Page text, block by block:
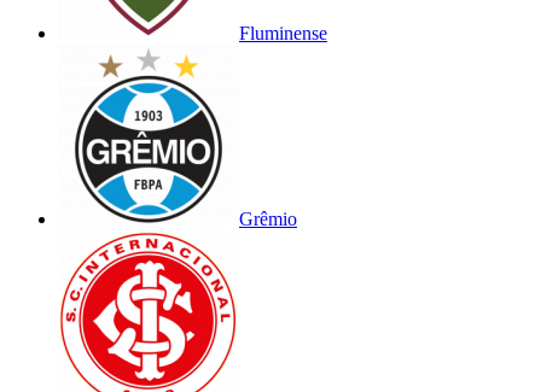
Fluminense
Grêmio